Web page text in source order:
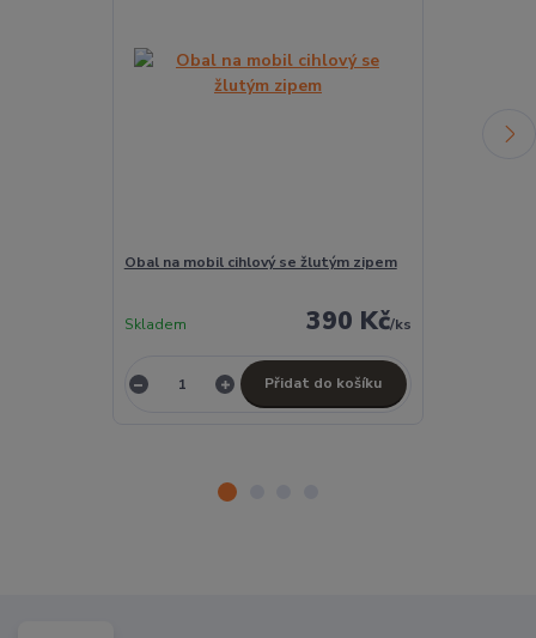
Obal na mobil cihlový se žlutým zipem
390 Kč/ks
Skladem
Přidat do košíku